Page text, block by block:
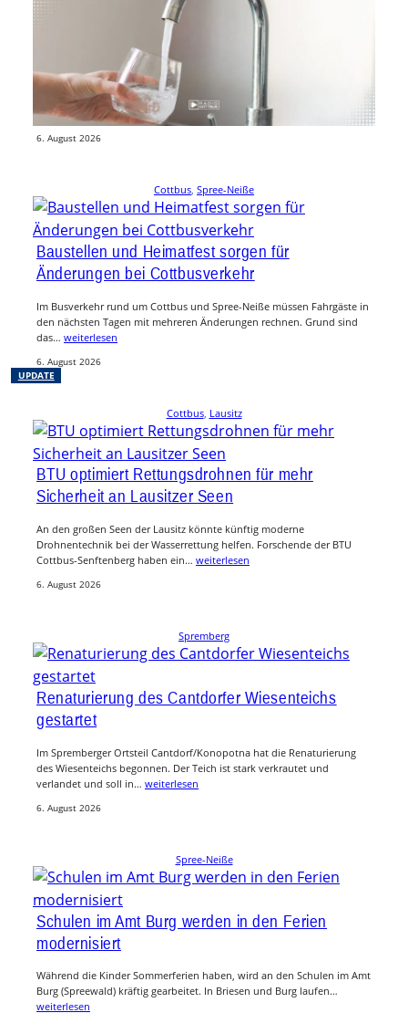
Trinkwasser-Unterbrechung im Amt Lieberose
Im Amt Lieberose wird in der Nacht vom 20. auf den 21. August 2026
die Trinkwasserversorgung planmäßig unterbrochen, wie die…
weiterlesen
6. August 2026
Cottbus Spree-Neiße
UPDATE
Baustellen und Heimatfest sorgen für
Änderungen bei Cottbusverkehr
Im Busverkehr rund um Cottbus und Spree-Neiße müssen Fahrgäste in
den nächsten Tagen mit mehreren Änderungen rechnen. Grund sind
das… weiterlesen
6. August 2026
Cottbus, Lausitz
BTU optimiert Rettungsdrohnen für mehr
Sicherheit an Lausitzer Seen
An den großen Seen der Lausitz könnte künftig moderne
Drohnentechnik bei der Wasserrettung helfen. Forschende der BTU
Cottbus-Senftenberg haben ein… weiterlesen
6. August 2026
Spremberg
Renaturierung des Cantdorfer Wiesenteichs
gestartet
Im Spremberger Ortsteil Cantdorf/Konopotna hat die Renaturierung
des Wiesenteichs begonnen. Der Teich ist stark verkrautet und
verlandet und soll in… weiterlesen
6. August 2026
Spree-Neiße
Schulen im Amt Burg werden in den Ferien
modernisiert
Während die Kinder Sommerferien haben, wird an den Schulen im Amt
Burg (Spreewald) kräftig gearbeitet. In Briesen und Burg laufen…
weiterlesen